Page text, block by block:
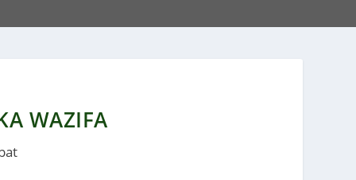
WAZIFA